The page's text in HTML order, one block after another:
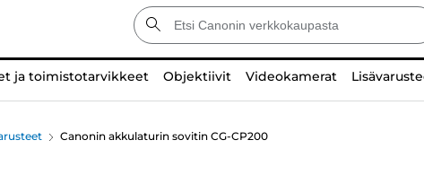
ja toimistotarvikkeet Objektiivit Videokamerat
Canonin akkulaturin sovitin CG-CP200